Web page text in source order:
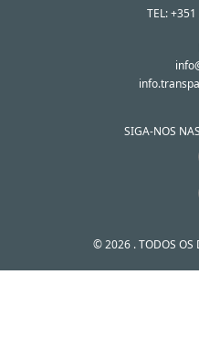
TEL:
SIGA-NOS
© 2026 . TODOS OS